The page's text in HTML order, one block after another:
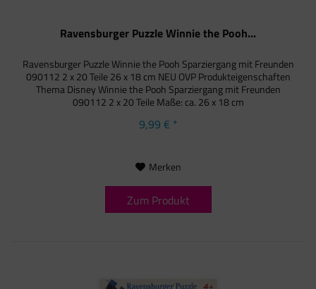
Ravensburger Puzzle Winnie the Pooh...
Ravensburger Puzzle Winnie the Pooh Sparziergang mit Freunden
090112 2 x 20 Teile 26 x 18 cm NEU OVP Produkteigenschaften
Thema Disney Winnie the Pooh Sparziergang mit Freunden
090112 2 x 20 Teile Maße: ca. 26 x 18 cm
9,99 € *
Merken
Zum Produkt